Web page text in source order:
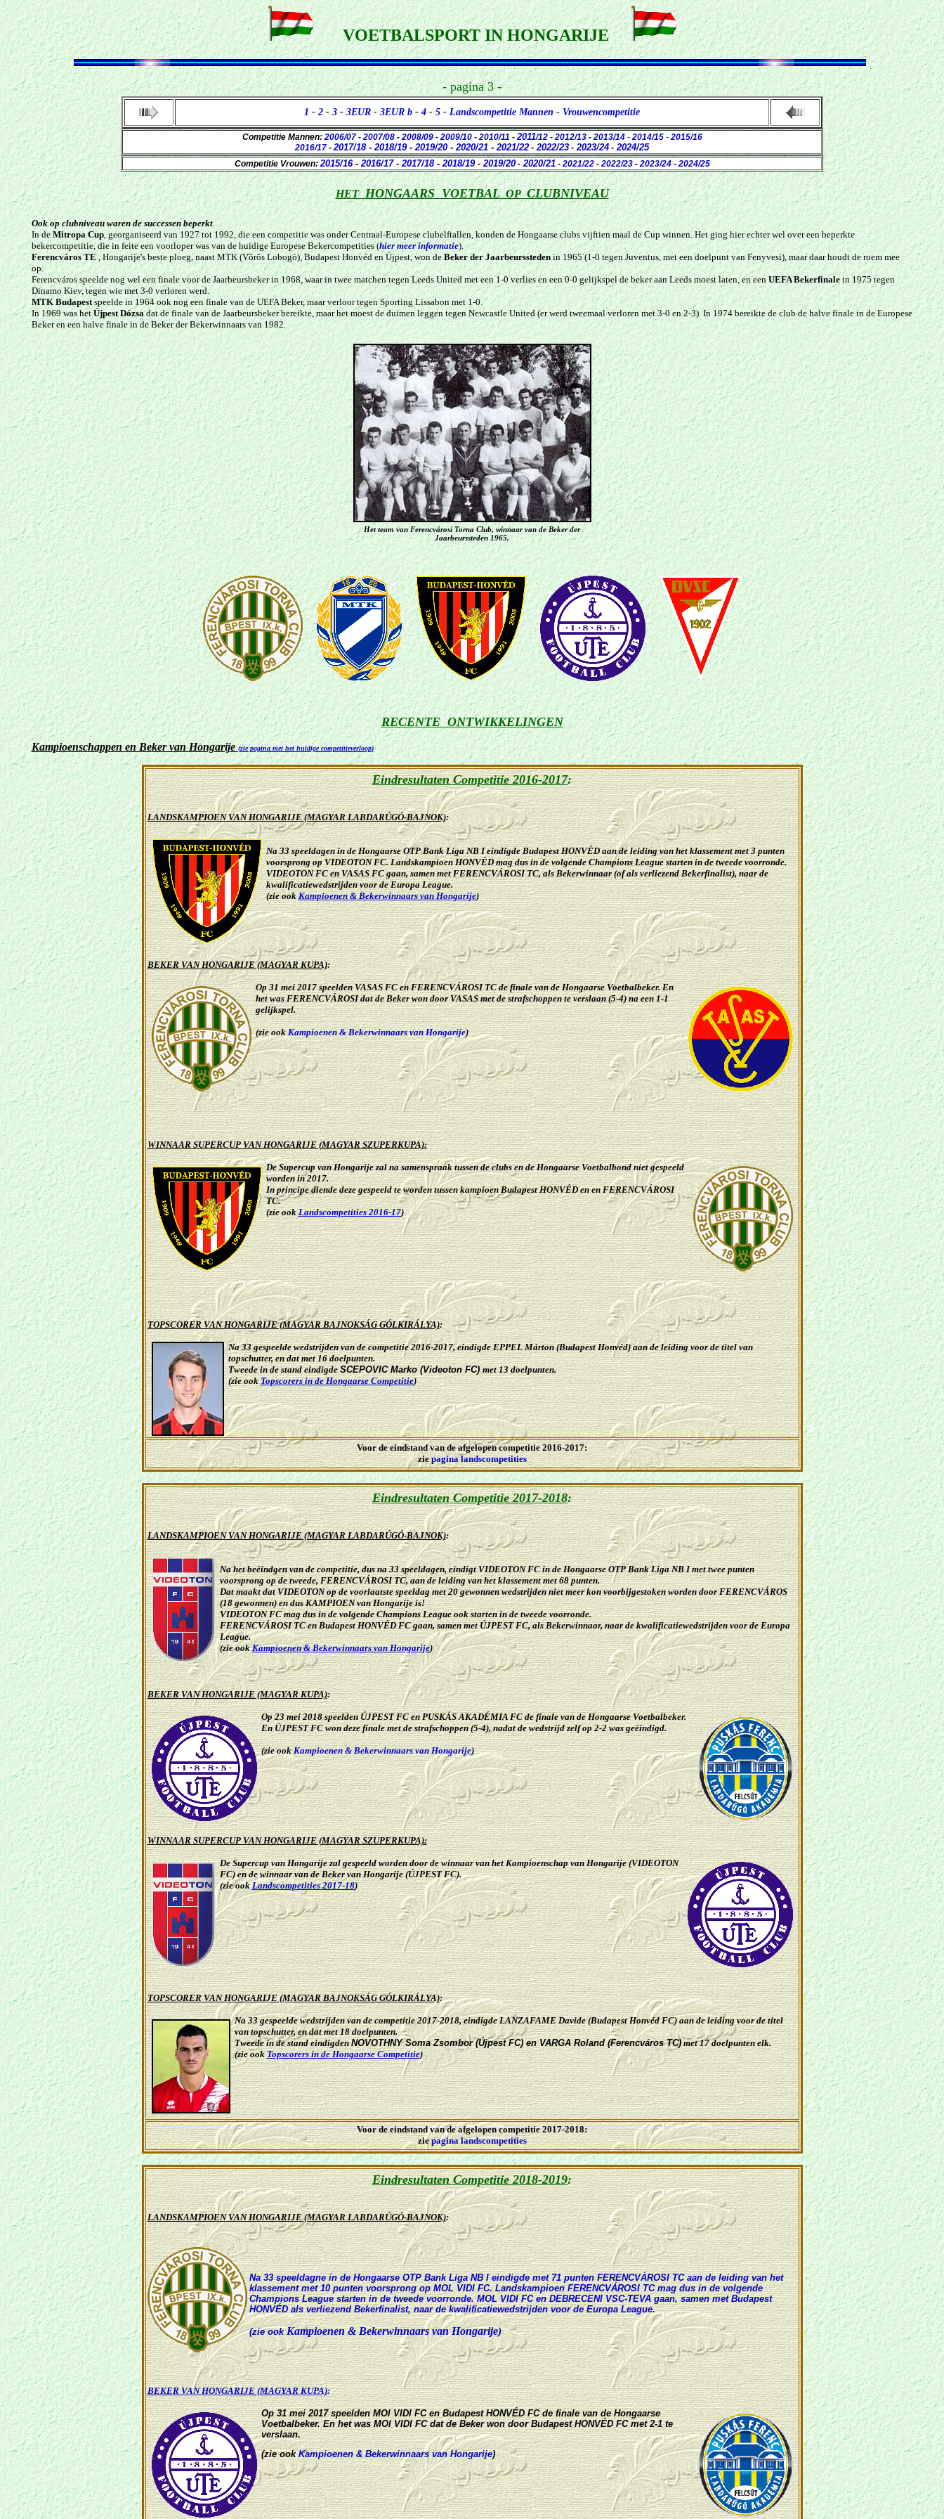
VOETBALSPORT IN HONGARIJE
- pagina 3 -
1 - 2 - 3 - 3EUR - 3EUR b -4 - 5 - Landscompetitie Mannen - Vrouwencompetitie
Competitie Mannen:2006/07-2007/08-2008/09-2009/10-2010/11 -2011/12-2012/13 -2013/14-2014/15-2015/16
2016/17 -2017/18- 2018/19- 2019/20 - 2020/21 - 2021/22 - 2022/23 - 2023/24 - 2024/25
Competitie Vrouwen:2015/16 -2016/17 -2017/18-2018/19 -2019/20-2020/21-2021/22-2022/23-2023/24-2024/25
HETHONGAARS VOETBALOPCLUBNIVEAU
Ook op clubniveau waren de successen beperkt.
In deMitropa Cup, georganiseerd van 1927 tot 1992, die een competitie was onder Centraal-Europese clubelftallen, konden de Hongaarse clubs vijftien maal de Cup winnen. Het ging hier echter wel over een beperkte
bekercompetitie, die in feite een voorloper was van de huidige Europese Bekercompetities (hier meer informatie).
Ferencváros TE, Hongarije's beste ploeg, naast MTK (Võrõs Lobogó), Budapest Honvéd en Újpest, won deBeker der Jaarbeursstedenin 1965 (1-0 tegen Juventus, met een doelpunt van Fenyvesi), maar daar houdt de roem mee
op.
Ferencváros speelde nog wel een finale voor de Jaarbeursbeker in 1968, waar in twee matchen tegen Leeds United met een 1-0 verlies en een 0-0 gelijkspel de beker aan Leeds moest laten, en eenUEFA Bekerfinalein 1975 tegen
Dinamo Kiev, tegen wie met 3-0 verloren werd.
MTK Budapestspeelde in 1964 ook nog een finale van de UEFA Beker, maar verloor tegen Sporting Lissabon met 1-0.
In 1969 was hetÚjpest Dózsadat de finale van de Jaarbeursbeker bereikte, maar het moest de duimen leggen tegen Newcastle United (er werd tweemaal verloren met 3-0 en 2-3). In 1974 bereikte de club de halve finale in de Europese
Beker en een halve finale in de Beker der Bekerwinnaars van 1982.
Het team van Ferencvárosi Torna Club, winnaar van de Beker der
Jaarbeurssteden 1965.
RECENTE ONTWIKKELINGEN
Kampioenschappenen Beker van Hongarije(zie pagina met het huidige competitieverloop)
Eindresultaten Competitie 2016-2017:
LANDSKAMPIOEN VAN HONGARIJE (MAGYAR LABDARÚGÓ-BAJNOK):
Na 33 speeldagen in deHongaarse OTP Bank Liga NB I eindigdeBudapestHONVÉD aan de leiding van het klassement met 3 punten
voorsprong op VIDEOTON FC. Landskampioen HONVÉDmag dus in de volgende Champions League starten in de tweede voorronde.
VIDEOTON FCen VASAS FC gaan, samen metFERENCVÁROSI TC, als Bekerwinnaar (of als verliezend Bekerfinalist), naar de
kwalificatiewedstrijden voor de Europa League.
(zie ookKampioenen & Bekerwinnaars van Hongarije)
BEKER VAN HONGARIJE (MAGYAR KUPA):
Op 31 mei 2017 speelden VASAS FC en FERENCVÁROSI TC de finale van de Hongaarse Voetbalbeker. En
het was FERENCVÁROSI dat de Beker won door VASAS met de strafschoppen te verslaan (5-4) na een 1-1
gelijkspel.
(zie ookKampioenen & Bekerwinnaars van Hongarije)
WINNAAR SUPERCUP VAN HONGARIJE (MAGYARSZUPERKUPA):
De Supercup van Hongarije zal na samenspraak tussen de clubs en de Hongaarse Voetbalbond niet gespeeld
worden in 2017.
In principe diende deze gespeeld te worden tussen kampioen Budapest HONVÉD en en FERENCVÁROSI
TC.
(zie ookLandscompetities 2016-17)
TOPSCORER VAN HONGARIJE (MAGYAR BAJNOKSÁG GÓLKIRÁLYA):
Na 33 gespeelde wedstrijdenvan de competitie2016-2017, eindigde EPPEL Márton (BudapestHonvéd)aan de leiding voor de titel van
topschutter, en datmet 16 doelpunten.
Tweede in de standeindigdeSCEPOVIC Marko (Videoton FC)met 13 doelpunten.
(zie ookTopscorers in de Hongaarse Competitie)
Voor de eindstand van de afgelopen competitie 2016-2017:
zie pagina landscompetities
Eindresultaten Competitie 2017-2018:
LANDSKAMPIOEN VAN HONGARIJE (MAGYAR LABDARÚGÓ-BAJNOK):
Na het beëindgen van de competitie, dus na 33 speeldagen, eindigt VIDEOTON FC in deHongaarse OTP Bank Liga NB I met twee punten
voorsprongop de tweede,FERENCVÁROSI TC,aan de leiding van het klassement met 68 punten.
Dat maakt dat VIDEOTON op de voorlaatste speeldag met 20 gewonnen wedstrijden niet meer kon voorbijgestoken worden door FERENCVÁROS
(18 gewonnen) en dus KAMPIOEN van Hongarije is!
VIDEOTON FCmag dus in de volgende Champions League ook starten in de tweede voorronde.
FERENCVÁROSI TCen Budapest HONVÉD FC gaan, samen metÚJPEST FC, als Bekerwinnaar, naar de kwalificatiewedstrijden voor de Europa
League.
(zie ookKampioenen & Bekerwinnaars van Hongarije)
BEKER VAN HONGARIJE (MAGYAR KUPA):
Op 23 mei 2018 speelden ÚJPEST FC en PUSKÁS AKADÉMIA FC de finale van de Hongaarse Voetbalbeker.
En ÚJPEST FC won deze finale met de strafschoppen (5-4), nadat de wedstrijd zelf op 2-2 was geëindigd.
(zie ookKampioenen & Bekerwinnaars van Hongarije)
WINNAAR SUPERCUP VAN HONGARIJE (MAGYARSZUPERKUPA):
De Supercup van Hongarije zal gespeeld worden door de winnaar van het Kampioenschap van Hongarije (VIDEOTON
FC) en de winnaar van de Beker van Hongarije (ÚJPEST FC).
(zie ookLandscompetities 2017-18)
TOPSCORER VAN HONGARIJE (MAGYAR BAJNOKSÁG GÓLKIRÁLYA):
Na 33 gespeelde wedstrijdenvan de competitie2017-2018, eindigde LANZAFAME Davide (Budapest Honvéd FC) aan de leiding voor de titel
van topschutter, en datmet 18 doelpunten.
Tweede in de standeindigdenNOVOTHNY Soma Zsombor (Újpest FC) en VARGA Roland (Ferencváros TC)met 17 doelpunten elk.
(zie ook Topscorers in de Hongaarse Competitie)
Voor de eindstand van de afgelopen competitie 2017-2018:
ziepagina landscompetities
Eindresultaten Competitie 2018-2019:
LANDSKAMPIOEN VAN HONGARIJE (MAGYAR LABDARÚGÓ-BAJNOK):
Na 33 speeldagne in de Hongaarse OTP Bank Liga NB I eindigde met 71 punten FERENCVÁROSI TC aan de leiding van het
klassement met 10 punten voorsprong op MOL VIDI FC. Landskampioen FERENCVÁROSI TC mag dus in de volgende
Champions League starten in de tweede voorronde. MOL VIDI FC en DEBRECENI VSC-TEVA gaan, samen met Budapest
HONVÉD als verliezend Bekerfinalist, naar de kwalificatiewedstrijden voor de Europa League.
(zie ook Kampioenen & Bekerwinnaars van Hongarije)
BEKER VAN HONGARIJE (MAGYAR KUPA):
Op 31 mei 2017 speelden MOl VIDI FC enBudapest HONVÉD FC de finale van de Hongaarse
Voetbalbeker. En het wasMOl VIDI FC dat de Beker won doorBudapest HONVÉD FCmet 2-1 te
verslaan.
(zie ook Kampioenen & Bekerwinnaars van Hongarije)